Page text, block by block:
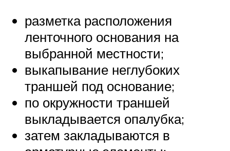
разметка расположения
ленточного основания на
выбранной местности;
выкапывание неглубоких
траншей под основание;
по окружности траншей
выкладывается опалубка;
затем закладываются в